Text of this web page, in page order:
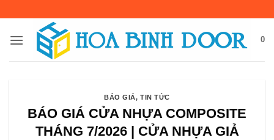
nội
0
BÁO GIÁ,TIN TỨC
BÁO GIÁ CỬA NHỰA COMPOSITE
THÁNG 7/2026 | CỬA NHỰA GIẢ